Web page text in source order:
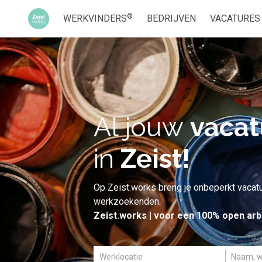
WERKVINDERS® BEDRIJVEN VACATURES
Al jouw
inZeist!
Op Zeist.works breng je onbeperkt
werkzoekenden.
Zeist.works | voor een 100% open